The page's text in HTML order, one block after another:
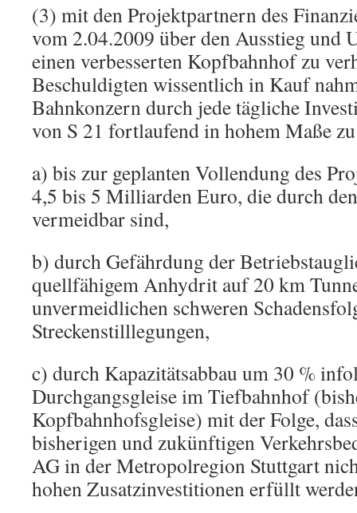
(3) mit den Projektpartnern des
vom 2.04.2009 über den Ausstieg und
einen verbesserten Kopfbahnhof zu
Beschuldigten wissentlich in Kauf
Bahnkonzern durch jede tägliche
von S 21 fortlaufend in hohem Maße
a) bis zur geplanten Vollendung des
4,5 bis 5 Milliarden Euro, die durch
vermeidbar sind,
b) durch Gefährdung der
quellfähigem Anhydrit auf 20 km
unvermeidlichen schweren
Streckenstilllegungen,
c) durch Kapazitätsabbau um 30 %
Durchgangsgleise im Tiefbahnhof
Kopfbahnhofsgleise) mit der Folge,
bisherigen und zukünftigen
AG in der Metropolregion Stuttgart
hohen Zusatzinvestitionen erfüllt